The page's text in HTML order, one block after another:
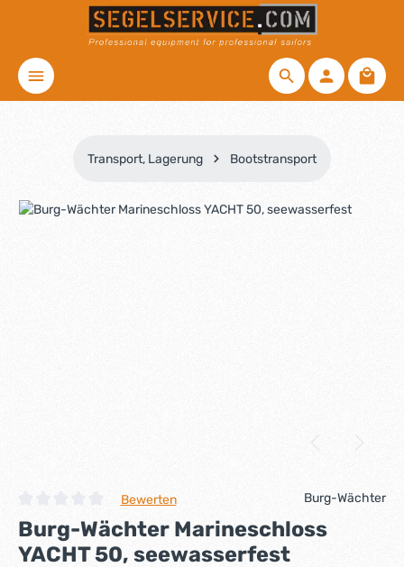
Zum Hauptinhalt springen
Transport, Lagerung Bootstransport
Bildergalerie überspringen
Durchschnittliche Bewertung von 0 von 5 Sternen
Bewerten Burg-Wächter
Burg-Wächter Marineschloss
YACHT 50, seewasserfest